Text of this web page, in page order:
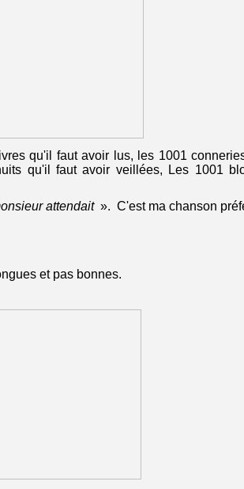
qu'il faut avoir lus, les 1001
qu'il faut avoir veillées, Les 1001
attendait ». C'est ma chanson
et pas bonnes.